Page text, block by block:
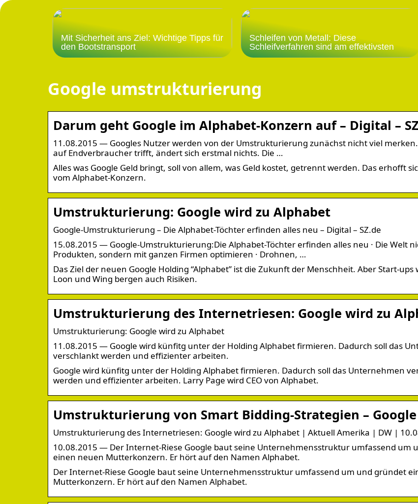
Mit Sicherheit ans Ziel: Wichtige Tipps für
den Bootstransport
Schleifen von Metall: Diese
Schleifverfahren sind am effektivsten
Google umstrukturierung
Darum geht Google im Alphabet-Konzern auf – Digital –
11.08.2015 — Googles Nutzer werden von der Umstrukturierung zunächst nicht viel merken.
auf Endverbraucher trifft, ändert sich erstmal nichts. Die …
Alles was Google Geld bringt, soll von allem, was Geld kostet, getrennt werden. Das erhofft
vom Alphabet-Konzern.
Umstrukturierung: Google wird zu Alphabet
Google-Umstrukturierung – Die Alphabet-Töchter erfinden alles neu – Digital – SZ.de
15.08.2015 — Google-Umstrukturierung:Die Alphabet-Töchter erfinden alles neu · Die Welt
Produkten, sondern mit ganzen Firmen optimieren · Drohnen, …
Das Ziel der neuen Google Holding “Alphabet” ist die Zukunft der Menschheit. Aber Start-ups
Loon und Wing bergen auch Risiken.
Umstrukturierung des Internetriesen: Google wird zu
Umstrukturierung: Google wird zu Alphabet
11.08.2015 — Google wird künfitg unter der Holding Alphabet firmieren. Dadurch soll das
verschlankt werden und effizienter arbeiten.
Google wird künfitg unter der Holding Alphabet firmieren. Dadurch soll das Unternehmen
werden und effizienter arbeiten. Larry Page wird CEO von Alphabet.
Umstrukturierung von Smart Bidding-Strategien –
Umstrukturierung des Internetriesen: Google wird zu Alphabet | Aktuell Amerika | DW |
10.08.2015 — Der Internet-Riese Google baut seine Unternehmensstruktur umfassend um
einen neuen Mutterkonzern. Er hört auf den Namen Alphabet.
Der Internet-Riese Google baut seine Unternehmensstruktur umfassend um und gründet
Mutterkonzern. Er hört auf den Namen Alphabet.